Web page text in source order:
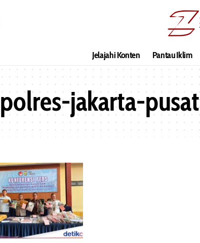
Jelajahi Konten Pantau Iklim
polres-jakarta-pusat